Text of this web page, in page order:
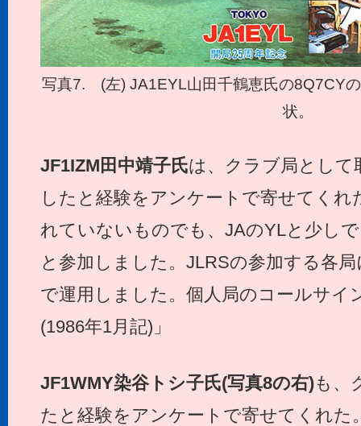
写真7. (左) JA1EYL山田千鶴恵氏の8Q7CY
状。
JF1IZM 田中靖子氏は、クラブ局として
したと経験をアンケートで寄せてくれ
れていないものでも、JAのYLと少し
と参加しました。JLRSの参加する各
で運用しました。個人局のコールサイ
(1986年1月記)」
JF1WMY染谷トシ子氏(写真8の右)も、
たと経験をアンケートで寄せてくれた